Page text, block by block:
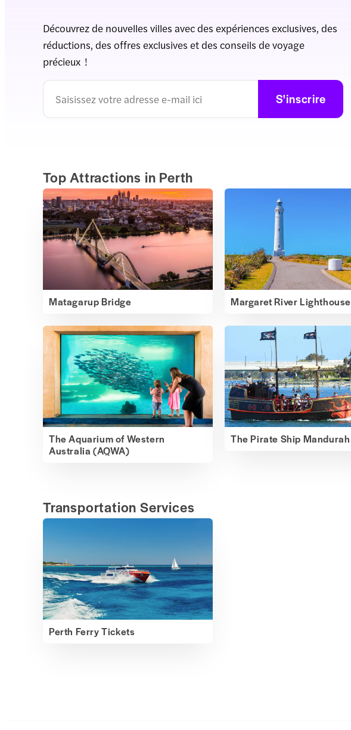
Découvrez de nouvelles villes avec des expériences exclusives, des
réductions, des offres exclusives et des conseils de voyage
précieux !
S'inscrire
Top Attractions in Perth
Matagarup Bridge Margaret River Lighthouse
The Aquarium of Western
Australia (AQWA)
The Pirate Ship Mandurah
Transportation Services
Perth Ferry Tickets